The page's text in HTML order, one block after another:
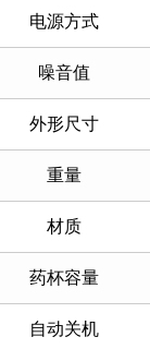
电源方式
噪音值
外形尺寸
重量
材质
药杯容量
自动关机